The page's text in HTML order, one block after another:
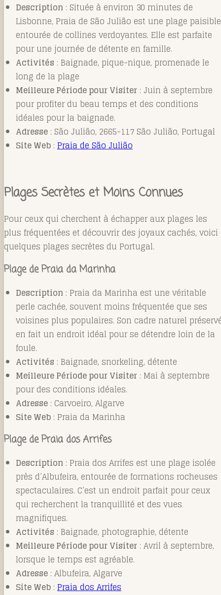
Description : Située à environ 30 minutes de
Lisbonne, Praia de São Julião est une plage paisible
entourée de collines verdoyantes. Elle est parfaite
pour une journée de détente en famille.
Activités : Baignade, pique-nique, promenade le
long de la plage
Meilleure Période pour Visiter : Juin à septembre
pour profiter du beau temps et des conditions
idéales pour la baignade.
Adresse : São Julião, 2665-117 São Julião, Portugal
Site Web : Praia de São Julião
Plages Secrètes et Moins Connues
Pour ceux qui cherchent à échapper aux plages les
plus fréquentées et découvrir des joyaux cachés, voici
quelques plages secrètes du Portugal.
Plage de Praia da Marinha
Description : Praia da Marinha est une véritable
perle cachée, souvent moins fréquentée que ses
voisines plus populaires. Son cadre naturel
en fait un endroit idéal pour se détendre loin de la
foule.
Activités : Baignade, snorkeling, détente
Meilleure Période pour Visiter : Mai à septembre
pour des conditions idéales.
Adresse : Carvoeiro, Algarve
Site Web : Praia da Marinha
Plage de Praia dos Arrifes
Description : Praia dos Arrifes est une plage isolée
près d’Albufeira, entourée de formations rocheuses
spectaculaires. C’est un endroit parfait pour ceux
qui recherchent la tranquillité et des vues
magnifiques.
Activités : Baignade, photographie, détente
Meilleure Période pour Visiter : Avril à septembre,
lorsque le temps est agréable.
Adresse : Albufeira, Algarve
Site Web : Praia dos Arrifes